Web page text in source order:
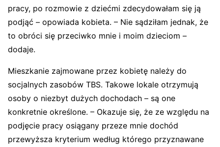
pracy, po rozmowie z dziećmi zdecydowałam się ją
podjąć – opowiada kobieta. – Nie sądziłam jednak, że
to obróci się przeciwko mnie i moim dzieciom –
dodaje.
Mieszkanie zajmowane przez kobietę należy do
socjalnych zasobów TBS. Takowe lokale otrzymują
osoby o niezbyt dużych dochodach – są one
konkretnie określone. – Okazuje się, że ze względu na
podjęcie pracy osiągany przeze mnie dochód
przewyższa kryterium według którego przyznawane